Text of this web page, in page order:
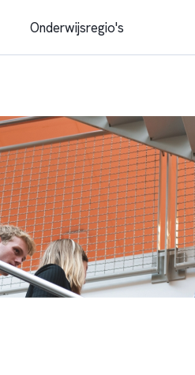
Onderwijsregio's